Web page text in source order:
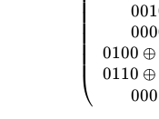
⎝
⎜
⎜⎜⎜⎜⎜
001
000
0100 ⊕
0110 ⊕
000